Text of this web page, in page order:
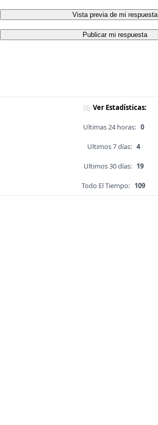
Vista previa de mi respuesta
Publicar mi respuesta
Ver Estadísticas:
Ultimas 24 horas: 0
Ultimos 7 días: 4
Ultimos 30 días: 19
Todo El Tiempo: 109